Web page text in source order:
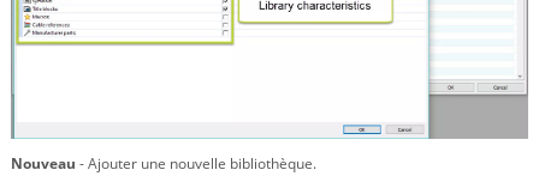
Nouveau - Ajouter une nouvelle bibliothèque.